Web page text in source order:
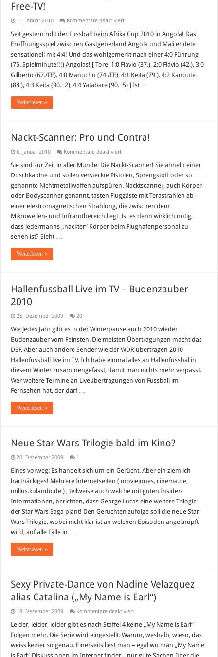
Free-TV!
11. Januar 2010 Kommentare deaktiviertfür
Cup
2010
in
Angola:
Alle
Spiele
live
im
Free-
TV!
Seit gestern rollt der Fussball beim Afrika Cup 2010 in Angola! Das
Eröffnungsspiel zwischen Gastgeberland Angola und Mali endete
sensationell mit 4:4! Und das wohlgemerkt nach einer 4:0 Führung
(75. Spielminute!!!) Angolas! [ Tore: 1:0 Flávio (37.), 2:0 Flávio (42.), 3:0
Gilberto (67./FE), 4:0 Manucho (74./FE), 4:1 Keita (79.), 4:2 Kanoute
(88.), 4:3 Keita (90.+2), 4:4 Yatabare (90.+5) ] Ist …
Weiterlesen »
Nackt-Scanner: Pro und Contra!
6. Januar 2010 Kommentare deaktiviertfür
Scanner:
und
Contra!
Sie sind zur Zeit in aller Munde: Die Nackt-Scanner! Sie ähneln einer
Duschkabine und sollen versteckte Pistolen, Sprengstoff oder so
genannte Nichtmetallwaffen aufspüren. Nacktscanner, auch Körper-
oder Bodyscanner genannt, tasten Fluggäste mit Terastrahlen ab –
einer elektromagnetischen Strahlung, die zwischen dem
Mikrowellen- und Infrarotbereich liegt. Ist es denn wirklich nötig,
dass jedermanns „nackter“ Körper beim Flughafenpersonal zu
sehen ist? Sieht …
Weiterlesen »
Hallenfussball Live im TV – Budenzauber
2010
26. Dezember 2009 20
Wie jedes Jahr gibt es in der Winterpause auch 2010 wieder
Budenzauber vom Feinsten. Die meisten Übertragungen macht das
DSF. Aber auch andere Sender wie der WDR übertragen 2010
Hallenfussball live im TV. Ich habe einmal alles an Hallenfussbal in
diesem Winter zusammengefasst, damit man nichts mehr verpasst.
Wer weitere Termine an Liveübertragungen von Fussball im
Fernsehen hat, der darf …
Weiterlesen »
Neue Star Wars Trilogie bald im Kino?
20. Dezember 2009 1
Eines vorweg: Es handelt sich um ein Gerücht. Aber ein ziemlich
hartnäckiges! Mehrere Internetseiten ( moviejones, cinema.de,
millus.kulando.de ) , teilweise auch welche mit guten Insider-
Informationen, berichten, dass George Lucas eine weitere Trilogie
der Star Wars Saga plant! Den Gerüchten zufolge soll die neue Star
Wars Trilogie, wobei nicht klar ist an welchen Episoden angeknüpft
wird, auf alle Fälle in …
Weiterlesen »
Sexy Private-Dance von Nadine Velazquez
alias Catalina („My Name is Earl“)
18. Dezember 2009 Kommentare deaktiviertfür
Private-
Dance
von
Nadine
Velazquez
alias
Leider, leider, leider gibt es nach Staffel 4 keine „My Name is Earl“-
Folgen mehr. Die Serie wird eingestellt. Warum, weshalb, wieso, das
weiss keiner so genau. Einerseits liest man – egal wo man „My Name
is Earl“-Diskussionen im Internet findet – nur gute Sachen über die